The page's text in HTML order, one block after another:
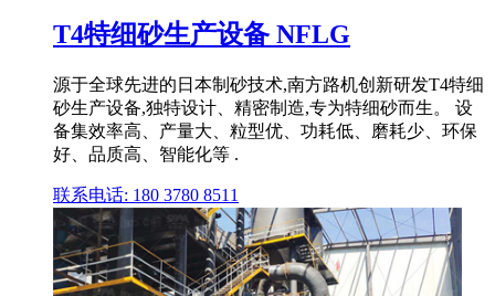
T4特细砂生产设备 NFLG
源于全球先进的日本制砂技术,南方路机创新研发T4特细
砂生产设备,独特设计、精密制造,专为特细砂而生。 设
备集效率高、产量大、粒型优、功耗低、磨耗少、环保
好、品质高、智能化等 .
联系电话: 180 3780 8511